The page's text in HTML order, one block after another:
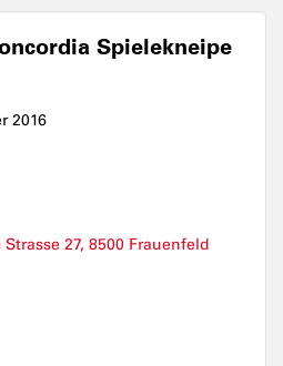
Spielekneipe
2016
27, 8500 Frauenfeld